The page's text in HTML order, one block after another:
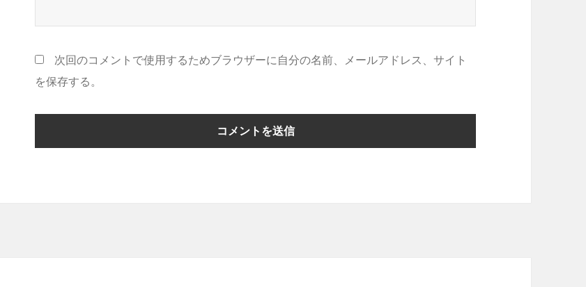
次回のコメントで使用するためブラウザーに自分の名前、メールアドレス、サイト
を保存する。